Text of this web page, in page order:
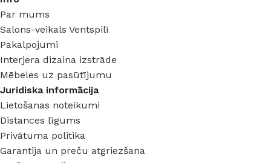
Par mums
Salons-veikals Ventspilī
Pakalpojumi
Interjera dizaina izstrāde
Mēbeles uz pasūtījumu
Juridiska informācija
Lietošanas noteikumi
Distances līgums
Privātuma politika
Garantija un preču atgriezšana